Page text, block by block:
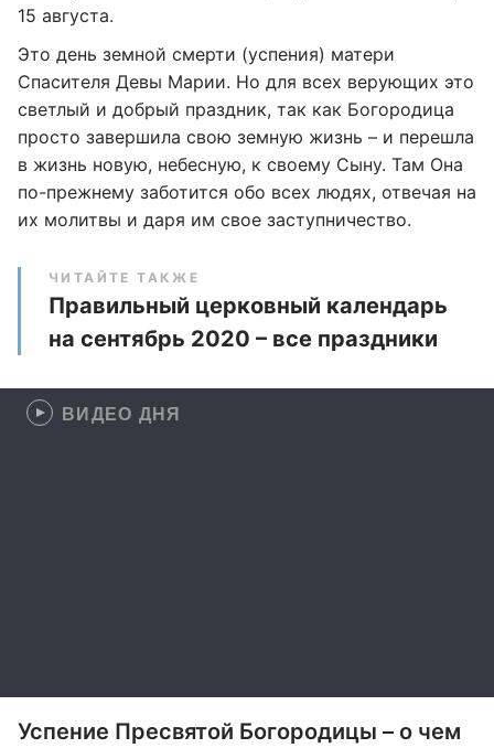
15 августа.
Это день земной смерти (успения) матери
Спасителя Девы Марии. Но для всех верующих это
светлый и добрый праздник, так как Богородица
просто завершила свою земную жизнь – и перешла
в жизнь новую, небесную, к своему Сыну. Там Она
по-прежнему заботится обо всех людях, отвечая на
их молитвы и даря им свое заступничество.
ЧИТАЙТЕ ТАКЖЕ
Правильный церковный календарь
на сентябрь 2020 – все праздники
ВИДЕО ДНЯ
Успение Пресвятой Богородицы – о чем